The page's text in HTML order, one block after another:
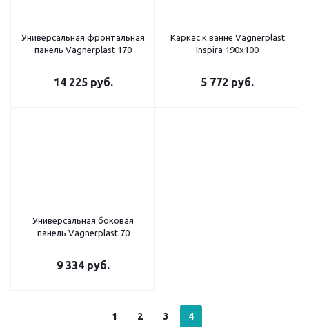
Универсальная фронтальная
панель Vagnerplast 170
14 225руб.
Каркас к ванне Vagnerplast
Inspira 190x100
5 772 руб.
Универсальная боковая
панель Vagnerplast 70
9 334 руб.
1 2 3 4